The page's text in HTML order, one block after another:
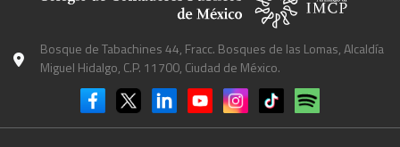
Bosque de Tabachines 44, Fracc. Bosques de las Lomas, Alcaldía
Miguel Hidalgo, C.P. 11700, Ciudad de México.